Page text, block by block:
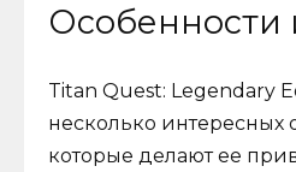
Особенности
Titan Quest: Legendary
несколько интересных
которые делают ее